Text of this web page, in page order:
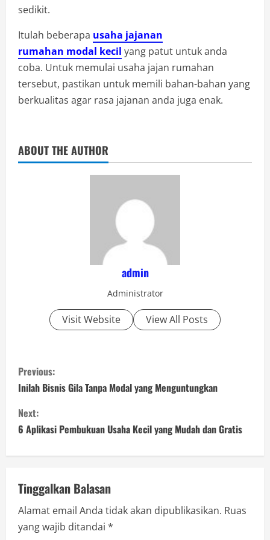
sedikit.
Itulah beberapa usaha jajanan
rumahan modal kecil yang patut untuk anda
coba. Untuk memulai usaha jajan rumahan
tersebut, pastikan untuk memili bahan-bahan yang
berkualitas agar rasa jajanan anda juga enak.
ABOUT THE AUTHOR
admin
Administrator
Visit Website View All Posts
C
o
n
t
n
u
Previous:
Inilah Bisnis Gila Tanpa Modal yang Menguntungkan
Next:
6 Aplikasi Pembukuan Usaha Kecil yang Mudah dan Gratis
Tinggalkan Balasan
Alamat email Anda tidak akan dipublikasikan. Ruas
yang wajib ditandai *